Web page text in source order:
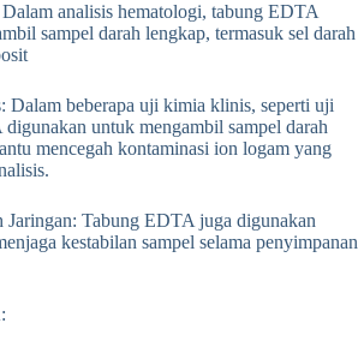
analisis hematologi, tabung EDTA
sampel darah lengkap, termasuk sel darah
beberapa uji kimia klinis, seperti uji
untuk mengambil sampel darah
mencegah kontaminasi ion logam yang
Jaringan: Tabung EDTA juga digunakan
kestabilan sampel selama penyimpanan